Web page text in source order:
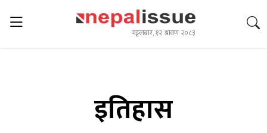
मङ्गलबार, १२ श्रावण २०८३
इतिहास